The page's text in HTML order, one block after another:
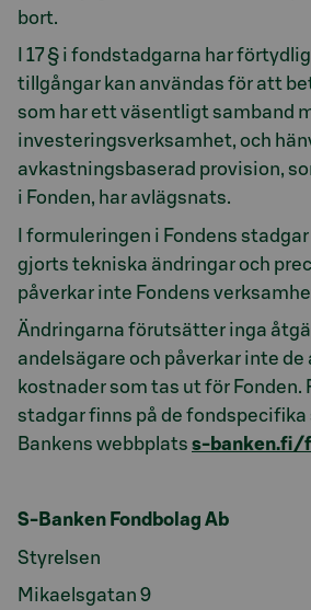
bort.
I 17 § i fondstadgarna har
tillgångar kan användas för att
som har ett väsentligt samband
investeringsverksamhet, och
avkastningsbaserad provision,
i Fonden, har avlägsnats.
I formuleringen i Fondens
gjorts tekniska ändringar och
påverkar inte Fondens
Ändringarna förutsätter inga
andelsägare och påverkar inte
kostnader som tas ut för Fonden.
stadgar finns på de fondspecifika
Bankens webbplats s-banken.fi/
S-Banken Fondbolag Ab
Styrelsen
Mikaelsgatan 9